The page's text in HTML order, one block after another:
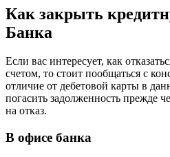
Как закрыть
Банка
Если вас интересует, как
счетом, то стоит пообщаться с
отличие от дебетовой карты в
погасить задолженность прежде
на отказ.
В офисе банка